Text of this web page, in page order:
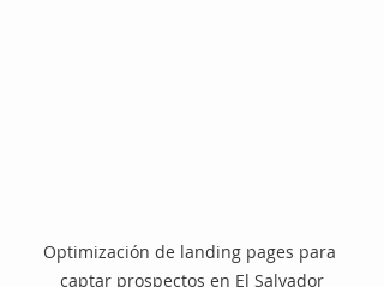
Optimización de landing pages para
captar prospectos en El Salvador